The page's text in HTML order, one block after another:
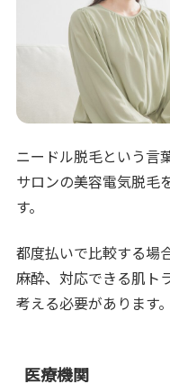
ニードル脱毛という言
サロンの美容電気脱毛
す。
都度払いで比較する場
麻酔、対応できる肌ト
考える必要があります。
医療機関